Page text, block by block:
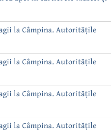
la Câmpina. Autoritățile
la Câmpina. Autoritățile
la Câmpina. Autoritățile
la Câmpina. Autoritățile